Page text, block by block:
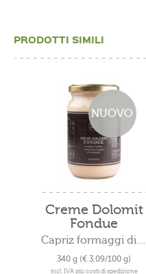
PRODOTTI SIMILI
NUOVO
Creme Dolomit
Fondue
Capriz formaggi di alta quota
340 g (€ 3,09/100 g)
incl. IVA più costi di spedizione